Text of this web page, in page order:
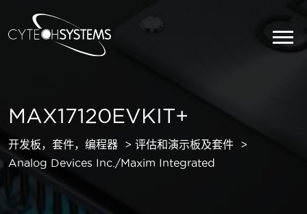
MAX17120EVKIT+
开发板，套件，编程器
评估和演示板及套件
Analog Devices Inc./Maxim Integrated